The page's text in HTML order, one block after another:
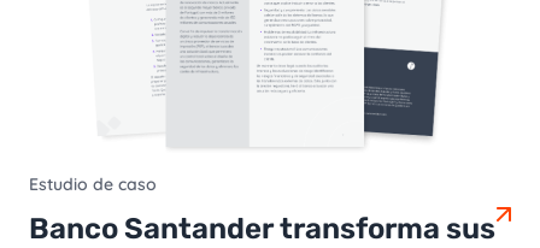
Estudio de caso
Banco Santander transforma sus